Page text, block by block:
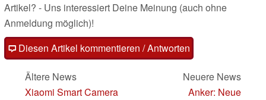
Artikel? - Uns interessiert Deine Meinung (auch ohne
Anmeldung möglich)!
Diesen Artikel kommentieren / Antworten
Ältere News
Xiaomi Smart Camera
Neuere News
Anker: Neue